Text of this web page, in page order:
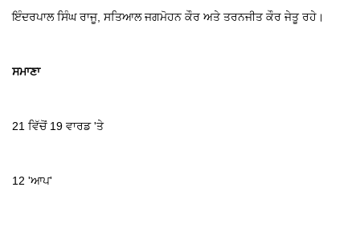
ਇੰਦਰਪਾਲ ਸਿੰਘ ਰਾਜੂ, ਸਤਿਆਲ ਜਗਮੋਹਨ ਕੌਰ ਅਤੇ ਤਰਨਜੀਤ ਕੌਰ ਜੇਤੂ ਰਹੇ।
ਸਮਾਣਾ
21 ਵਿੱਚੋਂ 19 ਵਾਰਡ 'ਤੇ
12 'ਆਪ'